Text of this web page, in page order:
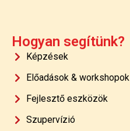
Hogyan segítünk?
Képzések
Előadások & workshopok
Fejlesztő eszközök
Szupervízió